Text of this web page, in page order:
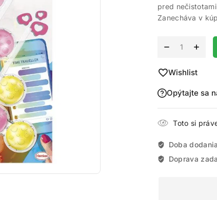
pred
Zanecháva v
Wishlist
Opýtajte sa
Toto si
Doba
Doprava